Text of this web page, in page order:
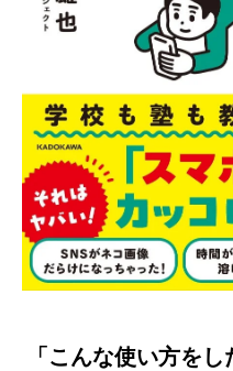
「こんな使い方を